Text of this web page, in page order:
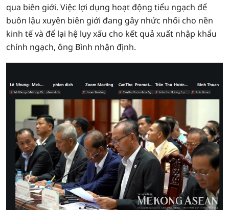
qua biên giới. Việc lợi dụng hoạt động tiểu ngạch để
buôn lậu xuyên biên giới đang gây nhức nhối cho nền
kinh tế và để lại hệ lụy xấu cho kết quả xuất nhập khẩu
chính ngạch, ông Bình nhận định.